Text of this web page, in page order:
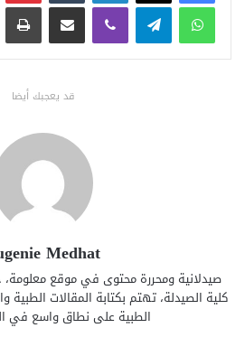
واتساب تيلقرام ڤايبر مشاركة عبر البريد
قد يعجبك أيضا
Medhat
صيدلانية ومحررة محتوى في موقع
كلية الصيدلة، تهتم بكتابة المقالات الطبية
الطبية على نطاق واسع في